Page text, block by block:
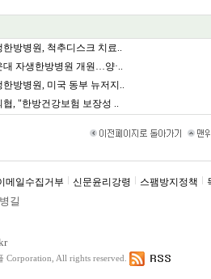
한방병원, 척추디스크 치료..
대 자생한방병원 개원…양·..
한방병원, 미국 동부 뉴저지..
협, "한방건강보험 보장성 ..
메일수집거부 신문윤리강령 스팸방지정책
길
Corporation, All rights reserved.